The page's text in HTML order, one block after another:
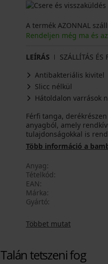
A termék AZONNAL
Rendeljen még ma és
LEÍRÁS SZÁLLÍTÁS ÉS
Antibakteriális kivitel
Slicc nélkül
Hátoldalon varrások
Férfi tanga,
anyagból, amely
tulajdonságokkal is
Több információ a
Anyag
Tételkód
EAN
Márka
Gyártó
Többet mutat
Talán tetszeni fog